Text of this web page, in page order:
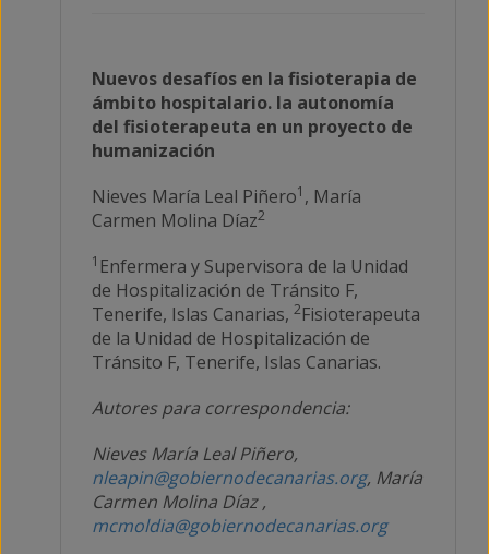
Nuevos desafíos en la fisioterapia de
ámbito hospitalario. la autonomía
del fisioterapeuta en un proyecto de
humanización
Nieves María Leal Piñero1 , María
Carmen Molina Díaz2
1 Enfermera y Supervisora de la Unidad
de Hospitalización de Tránsito F,
Tenerife, Islas Canarias,2Fisioterapeuta
de la Unidad de Hospitalización de
Tránsito F, Tenerife, Islas Canarias.
Autores para correspondencia:
Nieves María Leal Piñero,
nleapin@gobiernodecanarias.org, María
Carmen Molina Díaz ,
mcmoldia@gobiernodecanarias.org